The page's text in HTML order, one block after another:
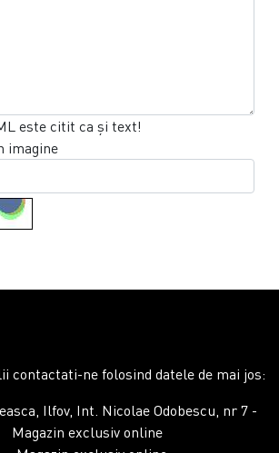
este citit ca şi text!
imagine
contactati-ne folosind datele de mai jos:
Ilfov, Int. Nicolae Odobescu, nr 7 -
Magazin exclusiv online